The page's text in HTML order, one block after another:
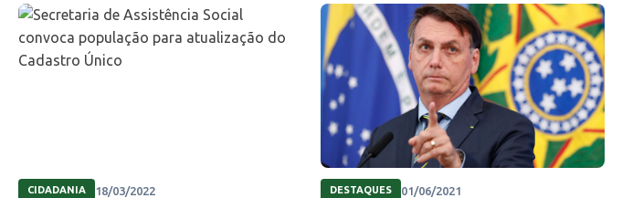
CIDADANIA 18/03/2022 DESTAQUES 01/06/2021